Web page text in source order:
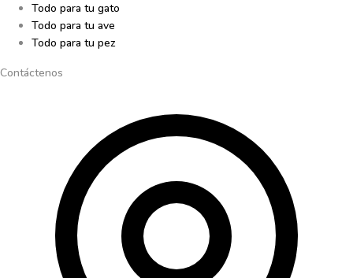
Todo para tu gato
Todo para tu ave
Todo para tu pez
Contáctenos